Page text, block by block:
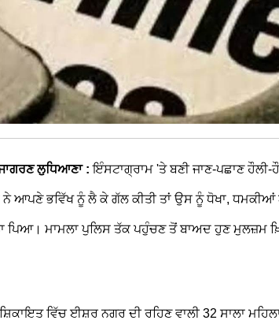
ਲੁਧਿਆਣਾ : ਇੰਸਟਾਗ੍ਰਾਮ 'ਤੇ ਬਣੀ ਜਾਣ-ਪਛਾਣ ਹੌਲੀ-
ਆਪਣੇ ਭਵਿੱਖ ਨੂੰ ਲੈ ਕੇ ਗੱਲ ਕੀਤੀ ਤਾਂ ਉਸ ਨੂੰ ਧੋਖਾ, ਧਮਕੀਆਂ
ਪਿਆ। ਮਾਮਲਾ ਪੁਲਿਸ ਤੱਕ ਪਹੁੰਚਣ ਤੋਂ ਬਾਅਦ ਹੁਣ ਮੁਲਜ਼ਮ
ਵਿੱਚ ਈਸ਼ਰ ਨਗਰ ਦੀ ਰਹਿਣ ਵਾਲੀ 32 ਸਾਲਾ